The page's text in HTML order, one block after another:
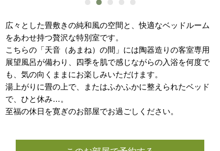
広々とした畳敷きの純和風の空間と、快適なベッドルーム
をあわせ持つ贅沢な特別室です。
こちらの「天音（あまね）の間」には陶器造りの客室専用
展望風呂が備わり、
四季を肌で感じながらの入浴を何度で
も、気の向くままにお楽しみいただけます。
湯上がりに畳の上で、またはふかふかに整えられたベッド
で、ひと休み…。
至福の休日を寛ぎのお部屋でお過ごしください。